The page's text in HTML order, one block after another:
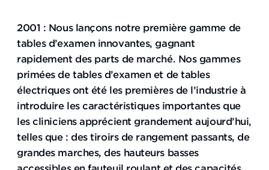
2001 : Nous lançons notre première gamme de
tables d’examen innovantes, gagnant
rapidement des parts de marché. Nos gammes
primées de tables d’examen et de tables
électriques ont été les premières de l’industrie à
introduire les caractéristiques importantes que
les cliniciens apprécient grandement aujourd’hui,
telles que : des tiroirs de rangement passants, de
grandes marches, des hauteurs basses